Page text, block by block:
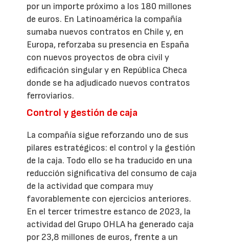
por un importe próximo a los 180 millones
de euros. En Latinoamérica la compañía
sumaba nuevos contratos en Chile y, en
Europa, reforzaba su presencia en España
con nuevos proyectos de obra civil y
edificación singular y en República Checa
donde se ha adjudicado nuevos contratos
ferroviarios.
Control y gestión de caja
La compañía sigue reforzando uno de sus
pilares estratégicos: el control y la gestión
de la caja. Todo ello se ha traducido en una
reducción significativa del consumo de caja
de la actividad que compara muy
favorablemente con ejercicios anteriores.
En el tercer trimestre estanco de 2023, la
actividad del Grupo OHLA ha generado caja
por 23,8 millones de euros, frente a un